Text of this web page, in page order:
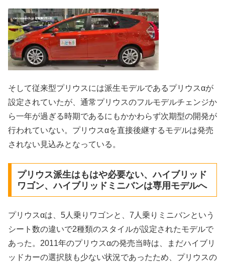
そして従来型プリウスには派生モデルであるプリウスαが
設定されていたが、通常プリウスのフルモデルチェンジか
ら一年が過ぎる時期であるにもかかわらず次期型の開発が
行われていない。プリウスαを直接後継するモデルは発売
されない見込みとなっている。
プリウス派生はもはや必要ない、ハイブリッド
ワゴン、ハイブリッドミニバンは専用モデルへ
プリウスαは、5人乗りワゴンと、7人乗りミニバンという
シート数の違いで2種類のスタイルが設定されたモデルで
あった。2011年のプリウスαの発売当時は、まだハイブリ
ッドカーの選択肢も少ない状況であったため、プリウスの